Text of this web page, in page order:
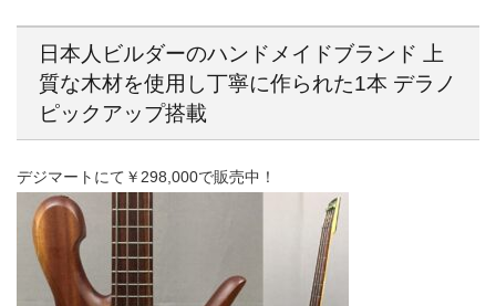
日本人ビルダーのハンドメイドブランド 上
質な木材を使用し丁寧に作られた1本 デラノ
ピックアップ搭載
デジマートにて￥298,000で販売中！